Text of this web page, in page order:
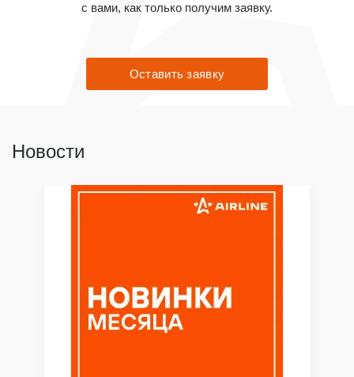
с вами, как только получим заявку.
Оставить заявку
Новости